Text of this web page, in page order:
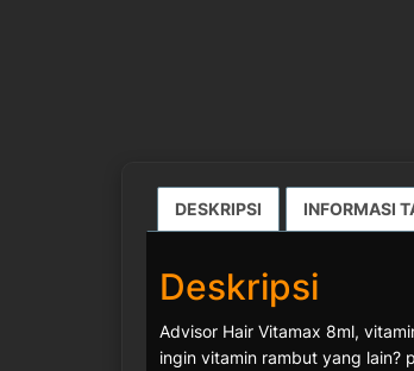
DESKRIPSI INFORMASI
Deskripsi
Advisor Hair Vitamax 8ml,
ingin vitamin rambut yang lain?